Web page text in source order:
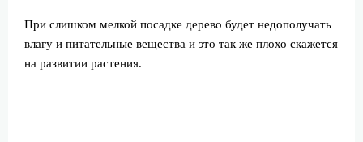
При слишком мелкой посадке дерево будет недополучать
влагу и питательные вещества и это так же плохо скажется
на развитии растения.